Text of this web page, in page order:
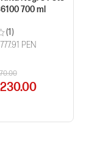
700 ml
(1)
PEN